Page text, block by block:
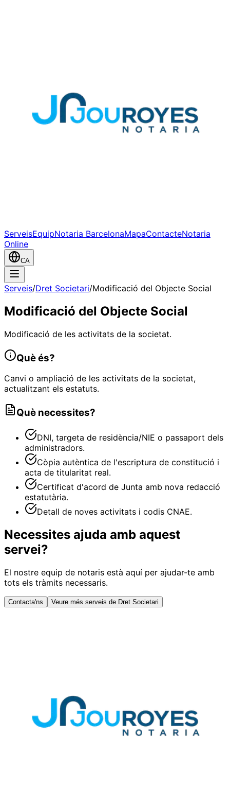
ServeisEquipNotaria BarcelonaMapaContacteNotaria
Online
CA
Serveis/Dret Societari/Modificació del Objecte Social
Modificació del Objecte Social
Modificació de les activitats de la societat.
Què és?
Canvi o ampliació de les activitats de la societat,
actualitzant els estatuts.
Què necessites?
DNI, targeta de residència/NIE o passaport dels
administradors.
Còpia autèntica de l'escriptura de constitució i
acta de titularitat real.
Certificat d'acord de Junta amb nova redacció
estatutària.
Detall de noves activitats i codis CNAE.
Necessites ajuda amb aquest
servei?
El nostre equip de notaris està aquí per ajudar-te amb
tots els tràmits necessaris.
Contacta'ns Veure més serveis de Dret Societari